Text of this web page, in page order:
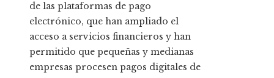
de las plataformas de pago
electrónico, que han ampliado el
acceso a servicios financieros y han
permitido que pequeñas y medianas
empresas procesen pagos digitales de